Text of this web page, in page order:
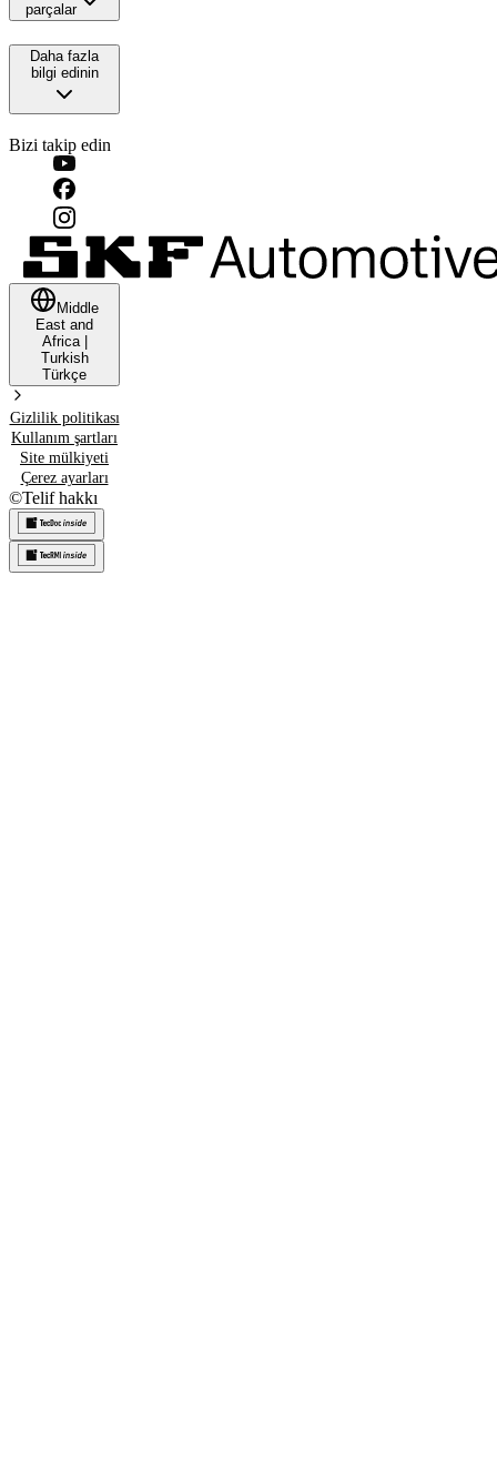
parçalar
Daha fazla
bilgi edinin
Bizi takip edin
Middle
East and
Africa|
Turkish
Türkçe
Gizlilik politikası
Kullanım şartları
Site mülkiyeti
Çerez ayarları
©Telif hakkı